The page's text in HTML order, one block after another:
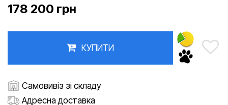
178 200 грн
КУПИТИ
Самовивіз зі складу
Адресна доставка